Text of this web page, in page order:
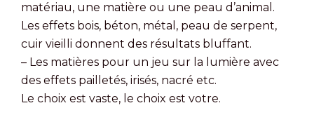
matériau, une matière ou une peau d’animal.
Les effets bois, béton, métal, peau de serpent,
cuir vieilli donnent des résultats bluffant.
– Les matières pour un jeu sur la lumière avec
des effets pailletés, irisés, nacré etc.
Le choix est vaste, le choix est votre.